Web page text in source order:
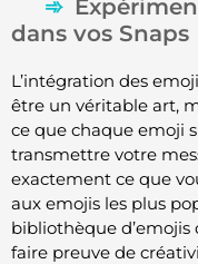
dans vos Snaps
L’intégration des
être un véritable art,
ce que chaque emoji
transmettre votre
exactement ce que
aux emojis les plus
bibliothèque d’emojis
faire preuve de